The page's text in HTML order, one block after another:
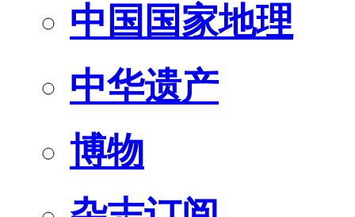
中国国家地理
中华遗产
博物